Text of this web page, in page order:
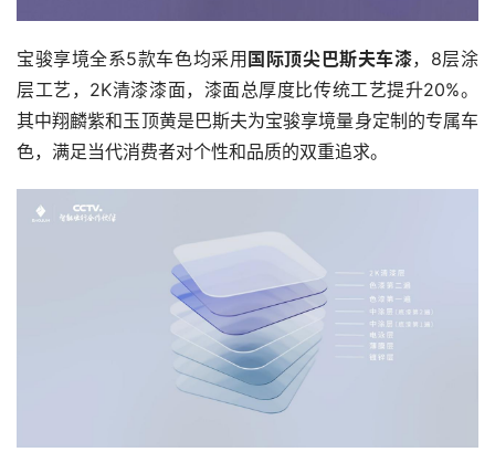
宝骏享境全系5款车色均采用国际顶尖巴斯夫车漆，8层涂
层工艺，2K清漆漆面，漆面总厚度比传统工艺提升20%。
其中翔麟紫和玉顶黄是巴斯夫为宝骏享境量身定制的专属车
色，满足当代消费者对个性和品质的双重追求。